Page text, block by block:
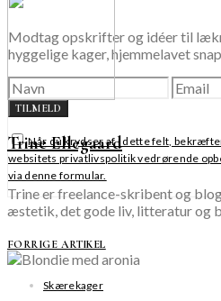
Modtag opskrifter og idéer til
hyggelige kager, hjemmelavet
TILMELD
Når du krydser af i dette felt,
websitets privatlivspolitik vedrørende
via denne formular.
Trine Ellegaard
Trine er freelance-skribent og
æstetik, det gode liv, litteratur og
FORRIGE ARTIKEL
Skærekager